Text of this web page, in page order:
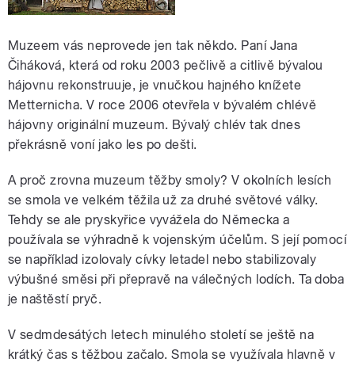
Muzeem vás neprovede jen tak někdo. Paní Jana
Čiháková, která od roku 2003 pečlivě a citlivě bývalou
hájovnu rekonstruuje, je vnučkou hajného knížete
Metternicha. V roce 2006 otevřela v bývalém chlévě
hájovny originální muzeum. Bývalý chlév tak dnes
překrásně voní jako les po dešti.
A proč zrovna muzeum těžby smoly? V okolních lesích
se smola ve velkém těžila už za druhé světové války.
Tehdy se ale pryskyřice vyvážela do Německa a
používala se výhradně k vojenským účelům. S její pomocí
se například izolovaly cívky letadel nebo stabilizovaly
výbušné směsi při přepravě na válečných lodích. Ta doba
je naštěstí pryč.
V sedmdesátých letech minulého století se ještě na
krátký čas s těžbou začalo. Smola se využívala hlavně v